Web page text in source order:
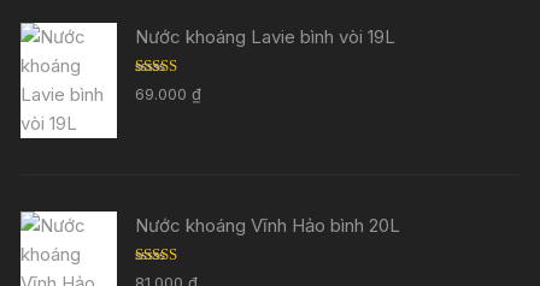
Nước khoáng Lavie bình vòi 19L
Được xếp
hạng5.00
69.000₫
Nước khoáng Vĩnh Hảo bình 20L
Được xếp